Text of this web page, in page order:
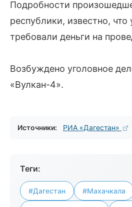
Подробности
республики, известно,
требовали деньги на
Возбуждено уголовное
«Вулкан-4».
Источники: РИА «Дагестан»
Теги:
#Дагестан #Махачкала